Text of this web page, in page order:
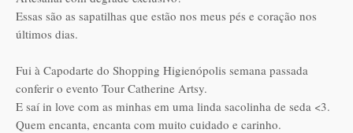
Essas são as sapatilhas que estão nos meus pés e coração nos
últimos dias.
Fui à Capodarte do Shopping Higienópolis semana passada
conferir o evento Tour Catherine Artsy.
E saí in love com as minhas em uma linda sacolinha de seda <3.
Quem encanta, encanta com muito cuidado e carinho.